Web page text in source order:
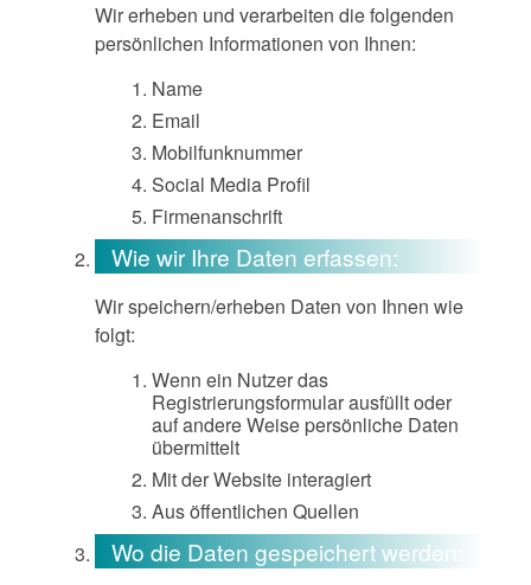
Wir erheben und verarbeiten die folgenden
persönlichen Informationen von Ihnen:
Name
Email
Mobilfunknummer
Social Media Profil
Firmenanschrift
Wie wir Ihre Daten erfassen:
Wir speichern/erheben Daten von Ihnen wie
folgt:
Wenn ein Nutzer das
Registrierungsformular ausfüllt oder
auf andere Weise persönliche Daten
übermittelt
Mit der Website interagiert
Aus öffentlichen Quellen
Wo die Daten gespeichert werden: